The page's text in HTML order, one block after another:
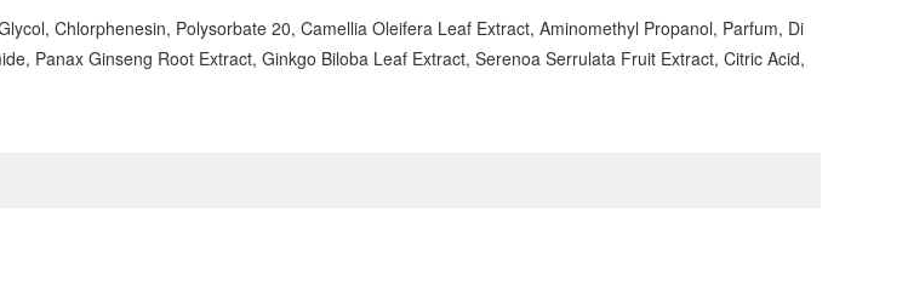
Chlorphenesin, Polysorbate 20, Camellia Oleifera Leaf Extract, Aminomethyl Propanol, Parfum, Di
Panax Ginseng Root Extract, Ginkgo Biloba Leaf Extract, Serenoa Serrulata Fruit Extract, Citric Acid,